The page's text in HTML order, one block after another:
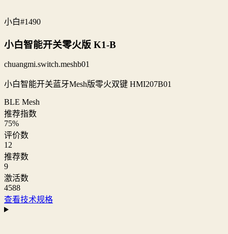
小白#1490
小白智能开关零火版 K1-B
chuangmi.switch.meshb01
小白智能开关蓝牙Mesh版零火双键 HMI207B01
BLE Mesh
推荐指数
75%
评价数
12
推荐数
9
激活数
4588
查看技术规格